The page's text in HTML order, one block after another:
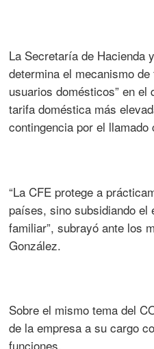
La Secretaría de Hacienda
determina el mecanismo
usuarios domésticos” en
tarifa doméstica más
contingencia por el llamado
“La CFE protege a
países, sino subsidiando el
familiar”, subrayó ante los
González.
Sobre el mismo tema del
de la empresa a su cargo
funciones.